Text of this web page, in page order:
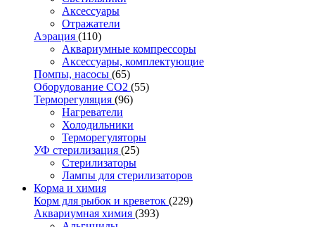
Аксессуары
Отражатели
Аэрация (110)
Аквариумные компрессоры
Аксессуары, комплектующие
Помпы, насосы (65)
Оборудование CO2 (55)
Терморегуляция (96)
Нагреватели
Холодильники
Терморегуляторы
УФ стерилизация (25)
Стерилизаторы
Лампы для стерилизаторов
Корма и химия
Корм для рыбок и креветок (229)
Аквариумная химия (393)